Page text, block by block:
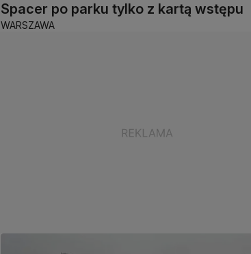
Spacer po parku tylko z kartą wstępu
WARSZAWA